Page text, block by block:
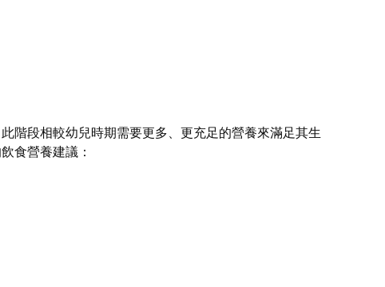
段相較幼兒時期需要更多、更充足的營養來滿足其生
食營養建議：